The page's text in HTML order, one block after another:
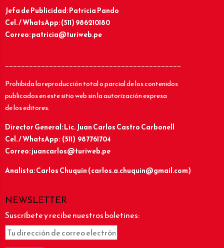
Jefa de Publicidad: Patricia Pando
Cel. / WhatsApp: (511) 986210180
Correo: patricia@turiweb.pe
____________________________________________
Prohibida la reproducción total o parcial de los contenidos
publicados en este sitio web sin la autorización expresa
de los editores.
Director General: Lic.Juan Carlos Castro Carbonell
Cel. / WhatsApp: (511) 987761704
Correo: juancarlos@turiweb.pe
Analista: Carlos Chuquín (carlos.a.chuquin@gmail.com)
NEWSLETTER
Suscríbete y recibe nuestros boletines: